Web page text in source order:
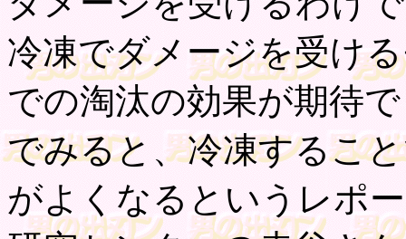
冷凍でダメージを受け
での淘汰の効果が期待
でみると、冷凍するこ
がよくなるというレポ